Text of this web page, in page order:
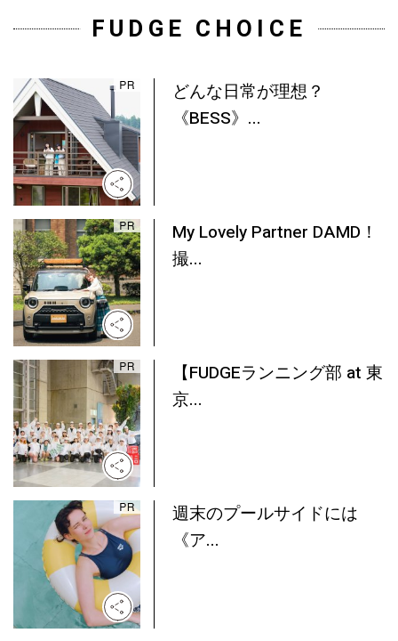
FUDGE CHOICE
どんな日常が理想？
《BESS》...
My Lovely Partner DAMD！
撮...
【FUDGEランニング部 at 東
京...
週末のプールサイドには
《ア...